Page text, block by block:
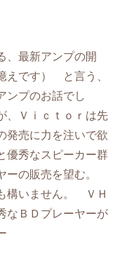
最新アンプの開
えです） と言う、
ンプのお話でし
Ｖｉｃｔｏｒは先
発売に力を注いで欲
優秀なスピーカー群
ーの販売を望む。
構いません。 ＶＨ
なＢＤプレーヤーが